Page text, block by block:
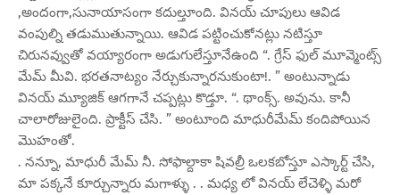
,అందంగా,సునాయాసంగా కదుల్తూంది. వినయ్ చూపులు ఆవిడ
వంపుల్ని తడుముతున్నాయి. ఆవిడ పట్టించుకోనట్లు నటిస్తూ
చిరునవ్వుతో వయ్యారంగా అడుగులేస్తూనేఉంది “. గ్రేస్ ఫుల్ మూవ్మెంట్స్
మేమ్ మీవి. భరతనాట్యం నేర్చుకున్నారనుకుంటా!. ” అంటున్నాడు
వినయ్ మ్యూజిక్ ఆగగానే చప్పట్లు కొడ్తూ. “. థాంక్స్. అవును. కానీ
చాలారోజులైంది. ప్రాక్టీస్ చేసి. ” అంటూంది మాధురీమేమ్ కందిపోయిన
మొహంతో.
. నన్నూ, మాధురీ మేమ్ నీ. సోఫాల్దాకా షివల్రీ ఒలకబోస్తూ ఎస్కార్ట్ చేసి,
మా పక్కనే కూర్చున్నారు మగాళ్ళు . . మధ్య లో వినయ్ లేచెళ్ళి మరో